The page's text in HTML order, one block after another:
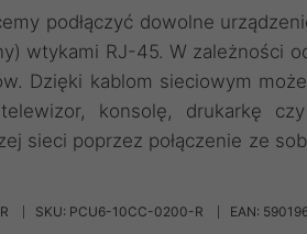
podłączyć dowolne
wtykami RJ-45. W zależności
Dzięki kablom sieciowym
konsolę, drukarkę
sieci poprzez połączenie ze
SKU: PCU6-10CC-0200-R EAN: